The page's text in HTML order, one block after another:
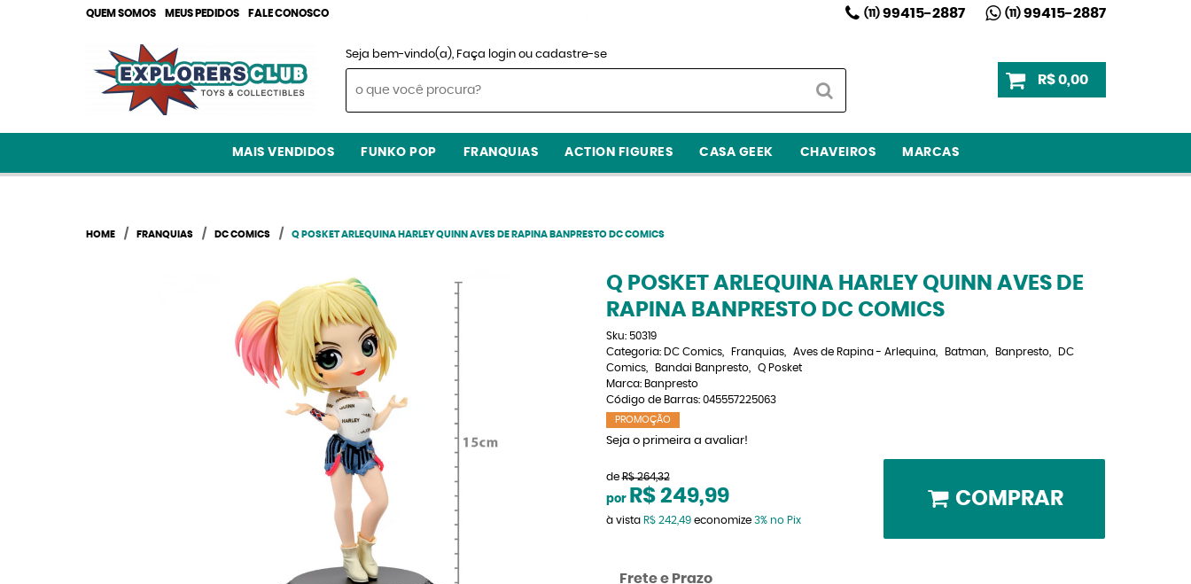
QUEM SOMOS MEUS PEDIDOS FALE CONOSCO (11)99415-2887 (11)99415-2887
Seja bem-vindo(a), Faça login ou cadastre-se
R$ 0,00
MAIS VENDIDOS FUNKO POP FRANQUIAS ACTION FIGURES CASA GEEK CHAVEIROS MARCAS
HOME FRANQUIAS DC COMICS Q POSKET ARLEQUINA HARLEY QUINN AVES DE RAPINA BANPRESTO DC COMICS
Q POSKET ARLEQUINA HARLEY QUINN AVES DE
RAPINA BANPRESTO DC COMICS
Sku: 50319
Categoria: DC Comics Franquias Aves de Rapina - Arlequina Batman Banpresto
DC
Comics
Bandai Banpresto
Q Posket
Marca: Banpresto
Código de Barras: 045557225063
PROMOÇÃO
Seja o primeira a avaliar!
de R$ 264,32
por R$ 249,99
à vista R$ 242,49economize 3% no Pix
COMPRAR
Frete e Prazo